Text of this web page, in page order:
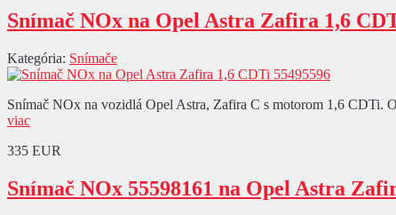
Snímač NOx na Opel Astra Zafira 1,6
Kategória: Snímače
Snímač NOx na vozidlá Opel Astra, Zafira C s motorom 1,6 CDTi.
viac
335 EUR
Snímač NOx 55598161 na Opel Astra